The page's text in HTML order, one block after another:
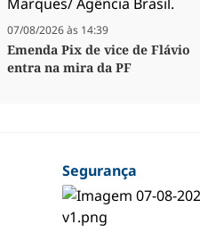
07/08/2026 às 14:39
Emenda Pix de vice de Flávio
entra na mira da PF
Segurança